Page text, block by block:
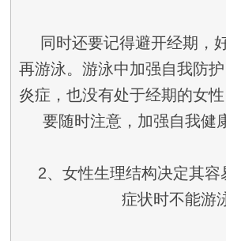
同时还要记得避开经期，
再游泳。游泳中加强自我防
炎症，也没有处于经期的女
要随时注意，加强自我健
2、女性生理结构决定其容
症状时不能游